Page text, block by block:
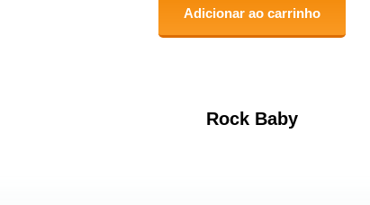
Adicionar ao carrinho
Rock Baby